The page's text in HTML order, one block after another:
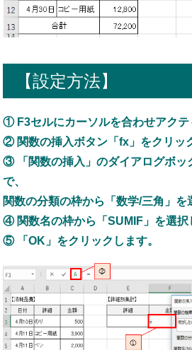
【設定方法】
① F3セルにカーソルを合わせアクテ
② 関数の挿入ボタン「fx」をクリッ
③ 「関数の挿入」のダイアログボッ
で、
関数の分類の枠から「数学/三角」を
④ 関数名の枠から「SUMIF」を選択
⑤ 「OK」をクリックします。